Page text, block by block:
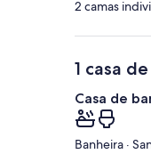
2 camas
1 casa
Casa de
Banheira ·